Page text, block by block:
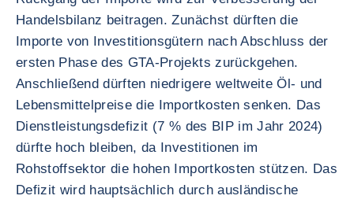
Handelsbilanz beitragen. Zunächst dürften die
Importe von Investitionsgütern nach Abschluss der
ersten Phase des GTA-Projekts zurückgehen.
Anschließend dürften niedrigere weltweite Öl- und
Lebensmittelpreise die Importkosten senken. Das
Dienstleistungsdefizit (7 % des BIP im Jahr 2024)
dürfte hoch bleiben, da Investitionen im
Rohstoffsektor die hohen Importkosten stützen. Das
Defizit wird hauptsächlich durch ausländische